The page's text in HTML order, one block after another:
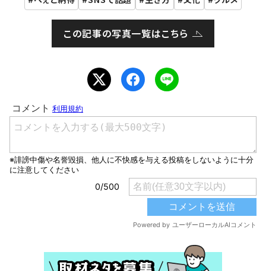
この記事の写真一覧はこちら